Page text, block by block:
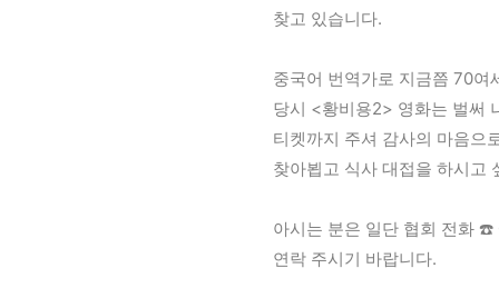
찾고 있습니다.
중국어 번역가로 지금쯤 70여
당시 <황비용2> 영화는 벌써
티켓까지 주셔 감사의 마음으
찾아뵙고 식사 대접을 하시고
아시는 분은 일단 협회 전화
연락 주시기 바랍니다.